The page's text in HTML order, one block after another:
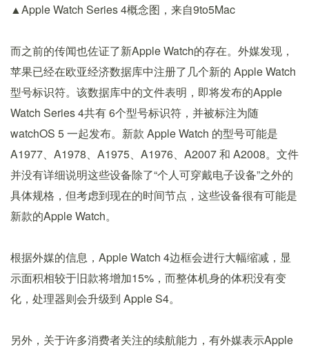
▲Apple Watch Series 4概念图，来自9to5Mac
而之前的传闻也佐证了新Apple Watch的存在。外媒发现，
苹果已经在欧亚经济数据库中注册了几个新的 Apple Watch
型号标识符。该数据库中的文件表明，即将发布的Apple
Watch Series 4共有 6个型号标识符，并被标注为随
watchOS 5 一起发布。新款 Apple Watch 的型号可能是
A1977、A1978、A1975、A1976、A2007 和 A2008。文件
并没有详细说明这些设备除了“个人可穿戴电子设备”之外的
具体规格，但考虑到现在的时间节点，这些设备很有可能是
新款的Apple Watch。
根据外媒的信息，Apple Watch 4边框会进行大幅缩减，显
示面积相较于旧款将增加15%，而整体机身的体积没有变
化，处理器则会升级到 Apple S4。
另外，关于许多消费者关注的续航能力，有外媒表示Apple